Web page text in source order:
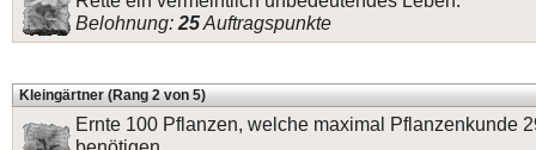
Belohnung: 25Auftragspunkte
Kleingärtner (Rang 2 von 5)
Ernte 100 Pflanzen, welche maximal Pflanzenkunde